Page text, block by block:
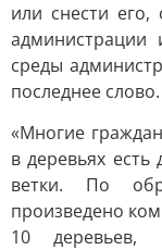
или снести его,
администрации
среды
последнее слово.
«Многие
в деревьях есть
ветки. По
произведено
10 деревьев,